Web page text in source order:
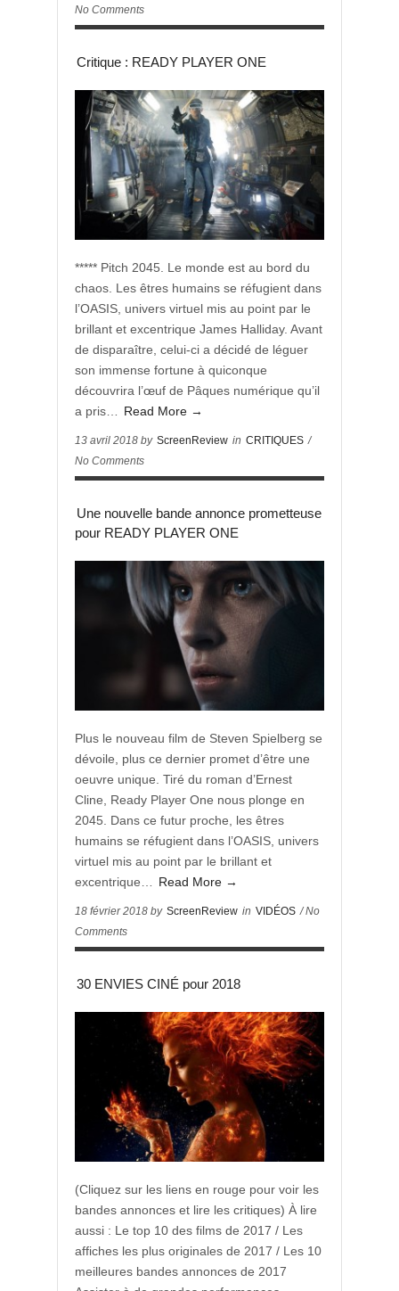
No Comments
Critique : READY PLAYER ONE
***** Pitch 2045. Le monde est au bord du
chaos. Les êtres humains se réfugient dans
l’OASIS, univers virtuel mis au point par le
brillant et excentrique James Halliday. Avant
de disparaître, celui-ci a décidé de léguer
son immense fortune à quiconque
découvrira l’œuf de Pâques numérique qu’il
a pris…
Read More →
13 avril 2018 by ScreenReview in CRITIQUES /
No Comments
Une nouvelle bande annonce prometteuse
pour READY PLAYER ONE
Plus le nouveau film de Steven Spielberg se
dévoile, plus ce dernier promet d’être une
oeuvre unique. Tiré du roman d’Ernest
Cline, Ready Player One nous plonge en
2045. Dans ce futur proche, les êtres
humains se réfugient dans l’OASIS, univers
virtuel mis au point par le brillant et
excentrique…
Read More →
18 février 2018 by ScreenReview in VIDÉOS / No
Comments
30 ENVIES CINÉ pour 2018
(Cliquez sur les liens en rouge pour voir les
bandes annonces et lire les critiques) À lire
aussi : Le top 10 des films de 2017 / Les
affiches les plus originales de 2017 / Les 10
meilleures bandes annonces de 2017